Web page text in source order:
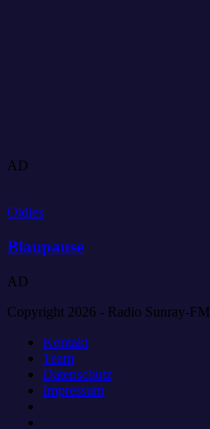
AD
Oldies
Blaupause
AD
Copyright 2026 - Radio Sunray-FM
Kontakt
Team
Datenschutz
Impressum